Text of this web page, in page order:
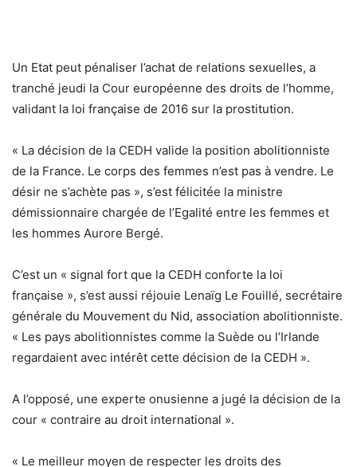
Un Etat peut pénaliser l’achat de relations sexuelles, a
tranché jeudi la Cour européenne des droits de l’homme,
validant la loi française de 2016 sur la prostitution.
« La décision de la CEDH valide la position abolitionniste
de la France. Le corps des femmes n’est pas à vendre. Le
désir ne s’achète pas », s’est félicitée la ministre
démissionnaire chargée de l’Egalité entre les femmes et
les hommes Aurore Bergé.
C’est un « signal fort que la CEDH conforte la loi
française », s’est aussi réjouie Lenaïg Le Fouillé, secrétaire
générale du Mouvement du Nid, association abolitionniste.
« Les pays abolitionnistes comme la Suède ou l’Irlande
regardaient avec intérêt cette décision de la CEDH ».
A l’opposé, une experte onusienne a jugé la décision de la
cour « contraire au droit international ».
« Le meilleur moyen de respecter les droits des